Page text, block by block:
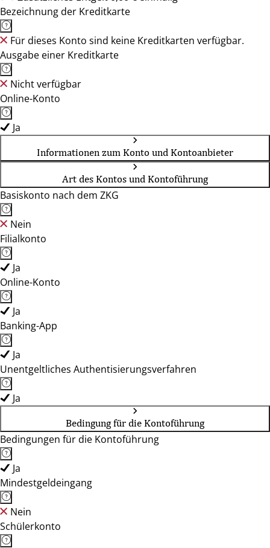
Bezeichnung der Kreditkarte
Für dieses Konto sind keine Kreditkarten verfügbar.
Ausgabe einer Kreditkarte
Nicht verfügbar
Online-Konto
Ja
Informationen zum Konto und Kontoanbieter
Art des Kontos und Kontoführung
Basiskonto nach dem ZKG
Nein
Filialkonto
Ja
Online-Konto
Ja
Banking-App
Ja
Unentgeltliches Authentisierungsverfahren
Ja
Bedingung für die Kontoführung
Bedingungen für die Kontoführung
Ja
Mindestgeldeingang
Nein
Schülerkonto